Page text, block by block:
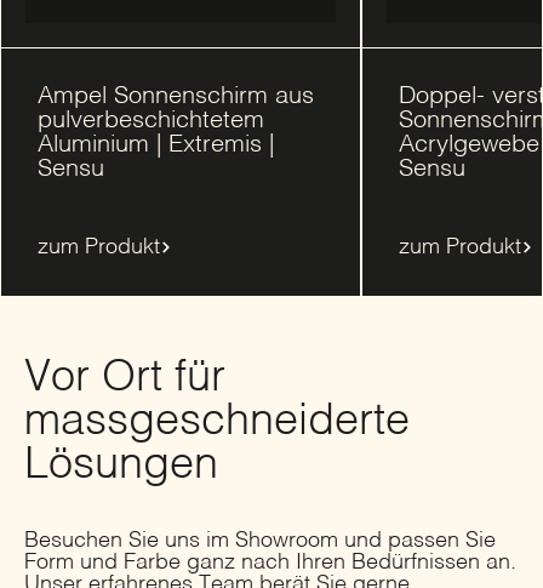
Ampel Sonnenschirm aus
pulverbeschichtetem
Aluminium | Extremis |
Sensu
zum Produkt
Doppel-
Sensu
zum Produkt
Vor Ort für
massgeschneiderte
Lösungen
Besuchen Sie uns im Showroom und passen Sie
Form und Farbe ganz nach Ihren Bedürfnissen an.